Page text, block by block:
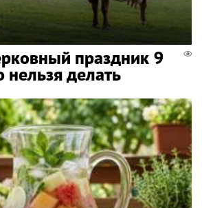
праздник 9
нельзя делать